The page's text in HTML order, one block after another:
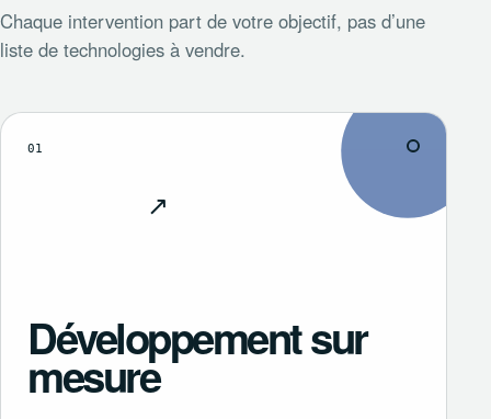
Chaque intervention part de votre objectif, pas d’une
liste de technologies à vendre.
01
Développement sur
mesure
↗